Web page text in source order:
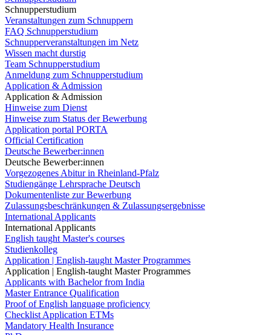
Schnupperstudium
Veranstaltungen zum Schnuppern
FAQ Schnupperstudium
Schnupperveranstaltungen im Netz
Wissen macht durstig
Team Schnupperstudium
Anmeldung zum Schnupperstudium
Application & Admission
Application & Admission
Hinweise zum Dienst
Hinweise zum Status der Bewerbung
Application portal PORTA
Official Certification
Deutsche Bewerber:innen
Deutsche Bewerber:innen
Vorgezogenes Abitur in Rheinland-Pfalz
Studiengänge Lehrsprache Deutsch
Dokumentenliste zur Bewerbung
Zulassungsbeschränkungen & Zulassungsergebnisse
International Applicants
International Applicants
English taught Master's courses
Studienkolleg
Application | English-taught Master Programmes
Application | English-taught Master Programmes
Applicants with Bachelor from India
Master Entrance Qualification
Proof of English language proficiency
Checklist Application ETMs
Mandatory Health Insurance